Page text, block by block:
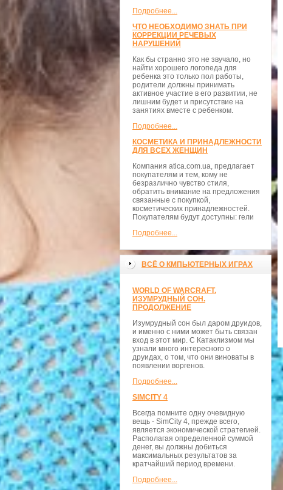
Подробнее...
ЧТО НЕОБХОДИМО ЗНАТЬ ПРИ
КОРРЕКЦИИ РЕЧЕВЫХ
НАРУШЕНИЙ
Как бы странно это не звучало, но
найти хорошего логопеда для
ребенка это только пол работы,
родители должны принимать
активное участие в его развитии, не
лишним будет и присутствие на
занятиях вместе с ребенком.
Подробнее...
КОСМЕТИКА И ПРИНАДЛЕЖНОСТИ
ДЛЯ ВСЕХ ЖЕНЩИН
Компания atica.com.ua, предлагает
покупателям и тем, кому не
безразлично чувство стиля,
обратить внимание на предложения
связанные с покупкой,
косметических принадлежностей.
Покупателям будут доступны: гели
Подробнее...
ВСЁ О КМПЬЮТЕРНЫХ ИГРАХ
WORLD OF WARCRAFT.
ИЗУМРУДНЫЙ СОН.
ПРОДОЛЖЕНИЕ
Изумрудный сон был даром друидов,
и именно с ними может быть связан
вход в этот мир. С Катаклизмом мы
узнали много интересного о
друидах, о том, что они виноваты в
появлении воргенов.
Подробнее...
SIMCITY 4
Всегда помните одну очевидную
вещь - SimCity 4, прежде всего,
является экономической стратегией.
Располагая определенной суммой
денег, вы должны добиться
максимальных результатов за
кратчайший период времени.
Подробнее...